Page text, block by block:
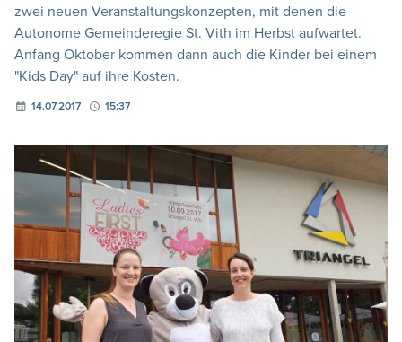
zwei neuen Veranstaltungskonzepten, mit denen die
Autonome Gemeinderegie St. Vith im Herbst aufwartet.
Anfang Oktober kommen dann auch die Kinder bei einem
"Kids Day" auf ihre Kosten.
14.07.2017 15:37